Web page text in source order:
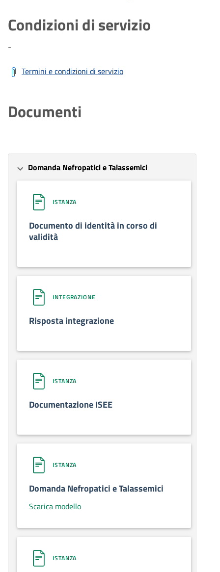
Condizioni di servizio
-
Termini e condizioni di servizio
Documenti
Domanda Nefropatici e Talassemici
ISTANZA
Documento di identità in corso di
validità
INTEGRAZIONE
Risposta integrazione
ISTANZA
Documentazione ISEE
ISTANZA
Domanda Nefropatici e Talassemici
Scarica modello
ISTANZA